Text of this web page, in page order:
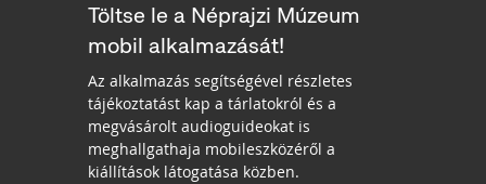
Töltse le a Néprajzi Múzeum
mobil alkalmazását!
Az alkalmazás segítségével részletes
tájékoztatást kap a tárlatokról és a
megvásárolt audioguideokat is
meghallgathaja mobileszközéről a
kiállítások látogatása közben.